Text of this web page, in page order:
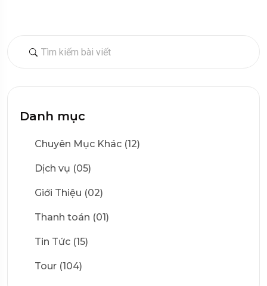
Danh mục
Chuyên Mục Khác (12)
Dịch vụ (05)
Giới Thiệu (02)
Thanh toán (01)
Tin Tức (15)
Tour (104)